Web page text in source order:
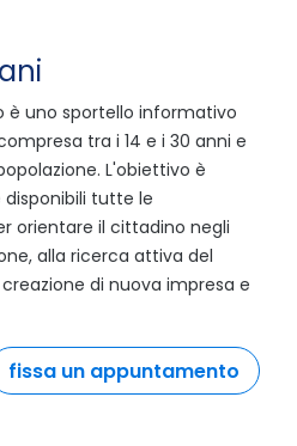
è uno sportello informativo
tra i 14 e i 30 anni e
L'obiettivo è
tutte le
orientare il cittadino negli
alla ricerca attiva del
di nuova impresa e
fissa un appuntamento sito